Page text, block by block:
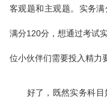
客观题和主观题。实务
满分120分，想通过考试
位小伙伴们需要投入精力
好了，既然实务科目